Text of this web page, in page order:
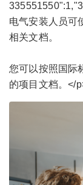
电气安装人员可
相关文档。
您可以按照国际
的项目文档。</